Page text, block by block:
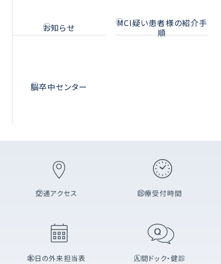
お知らせ
MCI疑い患者様の紹介手
順
脳卒中センター
交通アクセス 診療受付時間
本日の外来担当表 人間ドック・健診